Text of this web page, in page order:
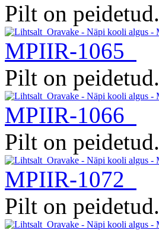
Pilt on peidetud.
MPIIR-1065
Pilt on peidetud.
MPIIR-1066
Pilt on peidetud.
MPIIR-1072
Pilt on peidetud.